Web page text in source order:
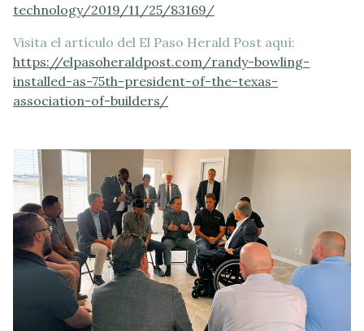
technology/2019/11/25/83169/
Visita el artículo del El Paso Herald Post aquí:
https://elpasoheraldpost.com/randy-bowling-
installed-as-75th-president-of-the-texas-
association-of-builders/